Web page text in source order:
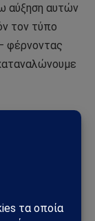
αύξηση αυτών
τον τύπο
φέρνοντας
τρόπους
και